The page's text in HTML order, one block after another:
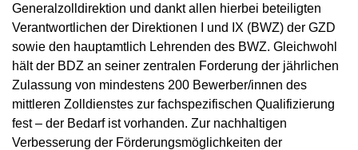
Generalzolldirektion und dankt allen hierbei beteiligten
Verantwortlichen der Direktionen I und IX (BWZ) der GZD
sowie den hauptamtlich Lehrenden des BWZ. Gleichwohl
hält der BDZ an seiner zentralen Forderung der jährlichen
Zulassung von mindestens 200 Bewerber/innen des
mittleren Zolldienstes zur fachspezifischen Qualifizierung
fest – der Bedarf ist vorhanden. Zur nachhaltigen
Verbesserung der Förderungsmöglichkeiten der